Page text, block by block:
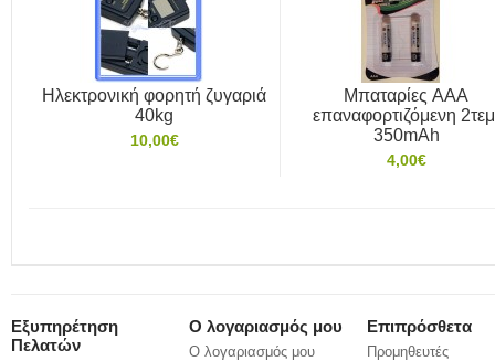
Ηλεκτρονική φορητή ζυγαριά
40kg
10,00€
Μπαταρίες AAA
επαναφορτιζόμενη
350mAh
4,00€
Εξυπηρέτηση
Πελατών
Ο λογαριασμός μου
Ο λογαριασμός μου
Επιπρόσθετα
Προμηθευτές